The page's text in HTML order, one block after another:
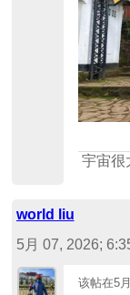
宇宙很
world liu
5月 07, 2026;
该帖在5